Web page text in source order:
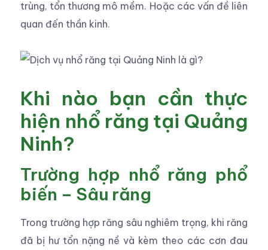
trùng, tổn thương mô mềm. Hoặc các vấn đề liên
quan đến thần kinh.
Khi nào bạn cần thực
hiện nhổ răng tại Quảng
Ninh?
Trường hợp nhổ răng phổ
biến – Sâu răng
Trong trường hợp răng sâu nghiêm trọng, khi răng
đã bị hư tổn nặng nề và kèm theo các cơn đau